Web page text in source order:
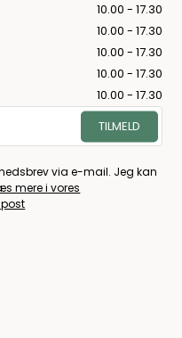
10.00 - 17.30
10.00 - 17.30
10.00 - 17.30
10.00 - 17.30
10.00 - 17.30
via e-mail. Jeg kan
mere i vores